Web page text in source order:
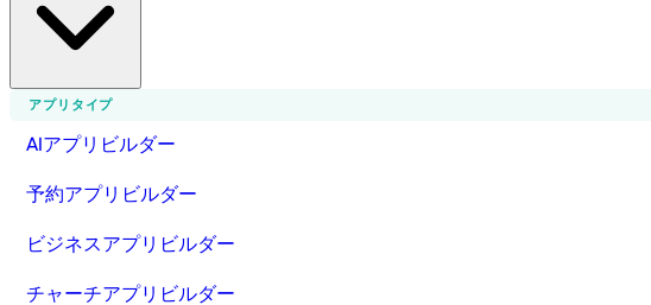
アプリタイプ
AIアプリビルダー
予約アプリビルダー
ビジネスアプリビルダー
チャーチアプリビルダー